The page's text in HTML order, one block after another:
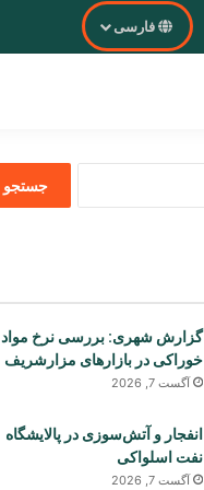
فارسی
گزارش شهری: بررسی نرخ مواد
خوراکی در بازارهای مزارشریف
آگست 7, 2026
انفجار و آتش‌سوزی در پالایشگاه
نفت اسلواکی
آگست 7, 2026